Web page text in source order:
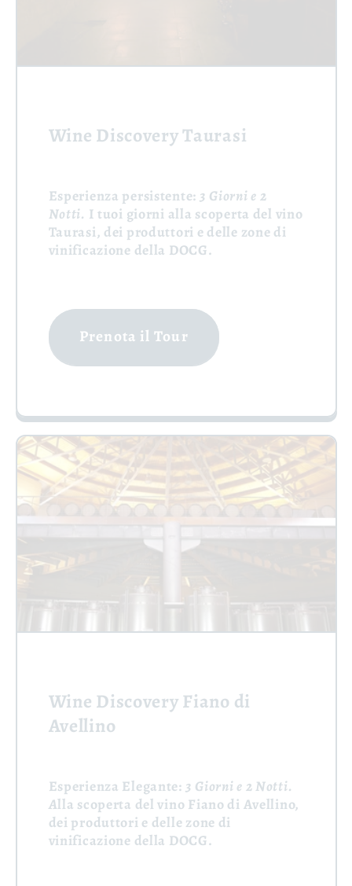
Wine Discovery Taurasi
Esperienza persistente: 3 Giorni e 2
Notti. I tuoi giorni alla scoperta del vino
Taurasi, dei produttori e delle zone di
vinificazione della DOCG.
Prenota il Tour
Wine Discovery Fiano di
Avellino
Esperienza Elegante: 3 Giorni e 2 Notti.
Alla scoperta del vino Fiano di Avellino,
dei produttori e delle zone di
vinificazione della DOCG.